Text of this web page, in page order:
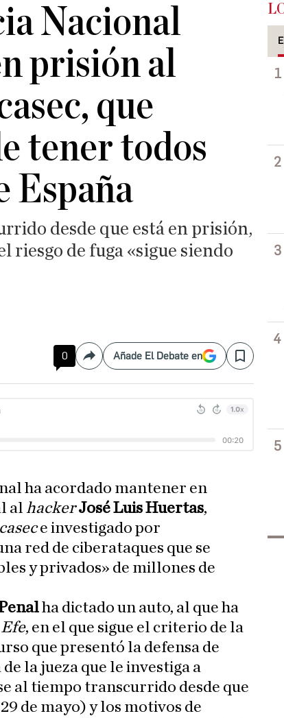
Nacional
prisión al
que
tener todos
España
desde que está en prisión,
riesgo de fuga «sigue siendo
0 CompartirAñade El Debate en Save
ha acordado mantener en
alhackerJosé Luis Huertas,
e investigado por
red de ciberataques que se
y privados» de millones de
ha dictado un auto, al que ha
Efe, en el que sigue el criterio de la
que presentó la defensa de
la jueza que le investiga a
al tiempo transcurrido desde que
de mayo) y los motivos de